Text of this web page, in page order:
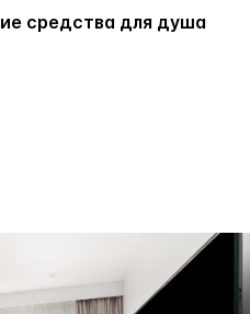
средства для душа